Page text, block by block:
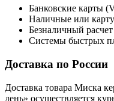
Банковские карты
Наличные или
Безналичный
Системы быстрых
Доставка по России
Доставка товара Миска
день» осуществляется